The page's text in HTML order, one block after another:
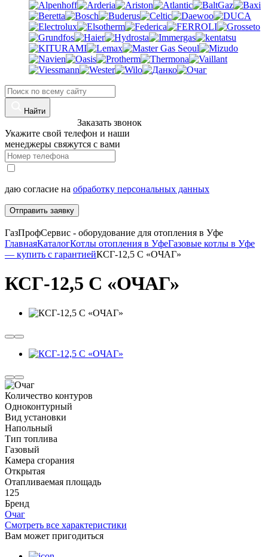
Найти
Заказать звонок
Укажите свой телефон и наши
менеджеры свяжутся с вами
даю согласие на обработку персональных данных
Отправить заявку
ГазПрофСервис - оборудование для отопления в Уфе
ГлавнаяКаталогКотлы отопления в УфеГазовые котлы в Уфе
— купить с гарантиейКСГ-12,5 С «ОЧАГ»
КСГ-12,5 С «ОЧАГ»
Количество контуров
Одноконтурный
Вид установки
Напольный
Тип топлива
Газовый
Камера сгорания
Открытая
Отапливаемая площадь
125
Бренд
Очаг
Смотреть все характеристики
Вам может пригодиться